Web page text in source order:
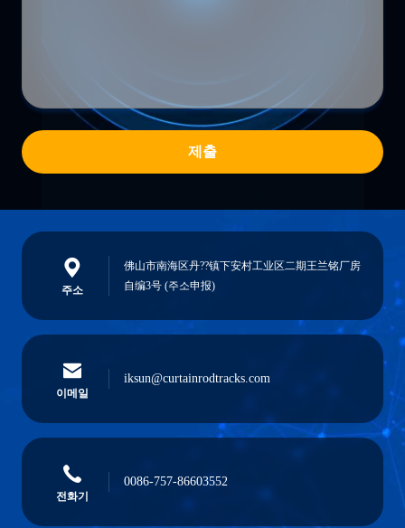
제출
주소
佛山市南海区丹??镇下安村工业区二期王兰铭厂房
自编3号 (주소申报)
이메일
iksun@curtainrodtracks.com
전화기
0086-757-86603552